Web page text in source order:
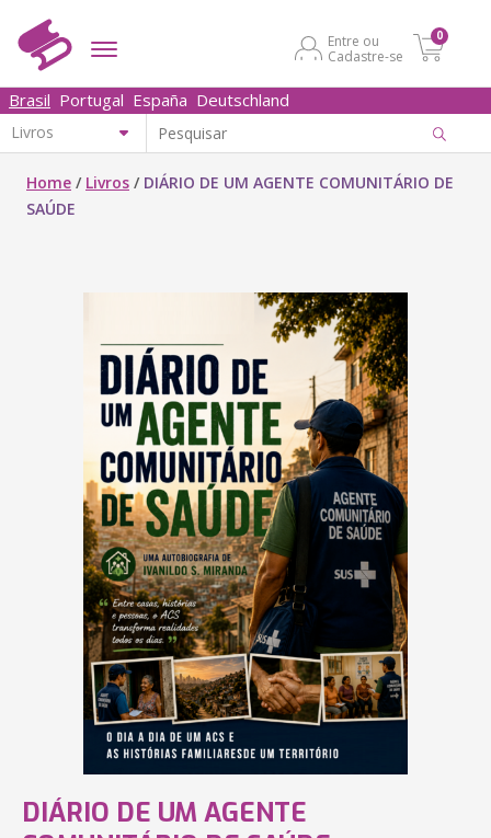
Entre ou
Cadastre-se
0
Brasil Portugal España Deutschland
Home / Livros / DIÁRIO DE UM AGENTE COMUNITÁRIO DE
SAÚDE
DIÁRIO DE UM AGENTE